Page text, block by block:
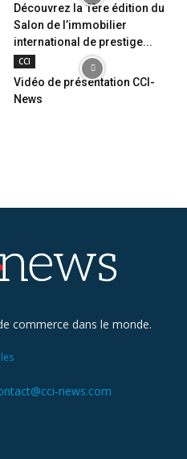
Découvrez la 1ère édition du
Salon de l’immobilier
international de prestige...
CCI
Vidéo de présentation CCI-
News
commerce dans le monde.
news.com